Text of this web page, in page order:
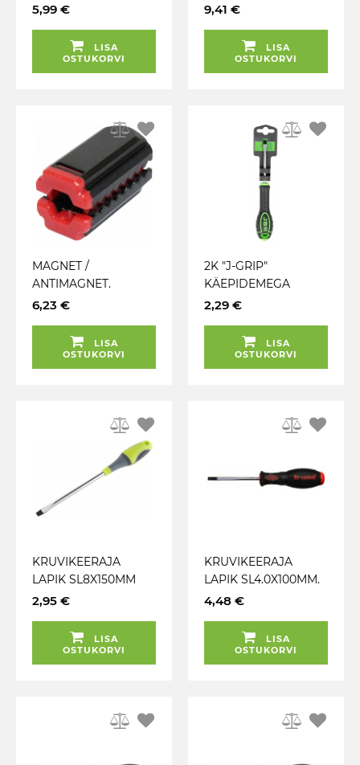
5,99 €
LISA
OSTUKORVI
9,41 €
LISA
OSTUKORVI
MAGNET /
ANTIMAGNET.
MAGNETISEERIJA JA
EEMALDAJA "SHARK"
TRIUMF
6,23 €
LISA
OSTUKORVI
2K "J-GRIP"
KÄEPIDEMEGA
KRUVIKEERAJA
CRV ERITERAS JBM
2,29 €
LISA
OSTUKORVI
KRUVIKEERAJA
LAPIK SL8X150MM
CARMOTION
2,95 €
LISA
OSTUKORVI
KRUVIKEERAJA
LAPIK SL4.0X100MM.
CRV ERITERAS. 2K-
4,48 €
LISA
OSTUKORVI